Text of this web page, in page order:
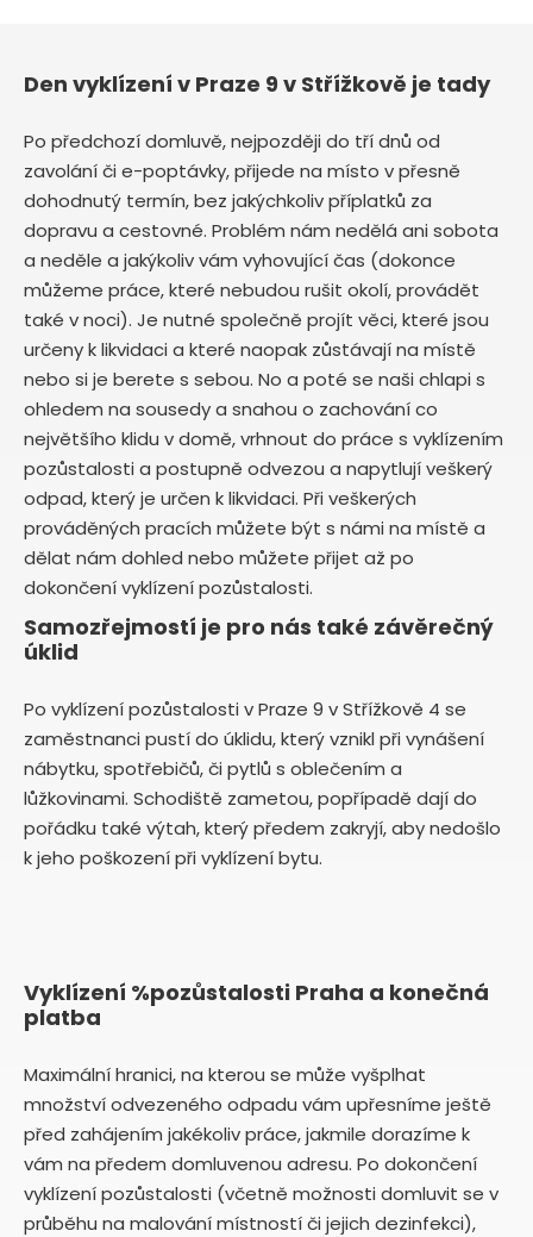
Den vyklízení v Praze 9 v Střížkově je tady
Po předchozí domluvě, nejpozději do tří dnů od
zavolání či e-poptávky, přijede na místo v přesně
dohodnutý termín, bez jakýchkoliv příplatků za
dopravu a cestovné. Problém nám nedělá ani sobota
a neděle a jakýkoliv vám vyhovující čas (dokonce
můžeme práce, které nebudou rušit okolí, provádět
také v noci). Je nutné společně projít věci, které jsou
určeny k likvidaci a které naopak zůstávají na místě
nebo si je berete s sebou. No a poté se naši chlapi s
ohledem na sousedy a snahou o zachování co
největšího klidu v domě, vrhnout do práce s vyklízením
pozůstalosti a postupně odvezou a napytlují veškerý
odpad, který je určen k likvidaci. Při veškerých
prováděných pracích můžete být s námi na místě a
dělat nám dohled nebo můžete přijet až po
dokončení vyklízení pozůstalosti.
Samozřejmostí je pro nás také závěrečný
úklid
Po vyklízení pozůstalosti v Praze 9 v Střížkově 4 se
zaměstnanci pustí do úklidu, který vznikl při vynášení
nábytku, spotřebičů, či pytlů s oblečením a
lůžkovinami. Schodiště zametou, popřípadě dají do
pořádku také výtah, který předem zakryjí, aby nedošlo
k jeho poškození při vyklízení bytu.
Vyklízení %pozůstalosti Praha a konečná
platba
Maximální hranici, na kterou se může vyšplhat
množství odvezeného odpadu vám upřesníme ještě
před zahájením jakékoliv práce, jakmile dorazíme k
vám na předem domluvenou adresu. Po dokončení
vyklízení pozůstalosti (včetně možnosti domluvit se v
průběhu na malování místností či jejich dezinfekci),